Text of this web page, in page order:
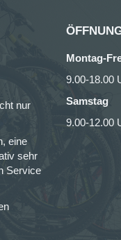
nur
eine
sehr
Service
Montag-
9.00-18.00
Samstag
9.00-12.00